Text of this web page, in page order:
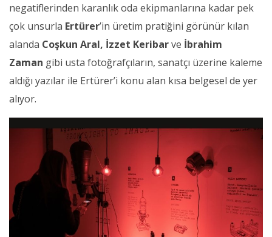
negatiflerinden karanlık oda ekipmanlarına kadar pek
çok unsurla Ertürer’in üretim pratiğini görünür kılan
alanda Coşkun Aral, İzzet Keribarve İbrahim
Zaman gibi usta fotoğrafçıların, sanatçı üzerine kaleme
aldığı yazılar ile Ertürer’i konu alan kısa belgesel de yer
alıyor.